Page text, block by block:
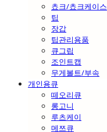
쵸크/쵸크케이스
팁
장갑
팁관리용품
큐그립
조인트캡
무게볼트/부속
개인용큐
떼오리큐
롱고니
루츠케이
메쯔큐